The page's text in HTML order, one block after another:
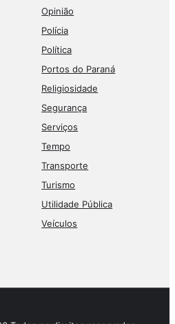
Opinião
Polícia
Política
Portos do Paraná
Religiosidade
Segurança
Serviços
Tempo
Transporte
Turismo
Utilidade Pública
Veículos